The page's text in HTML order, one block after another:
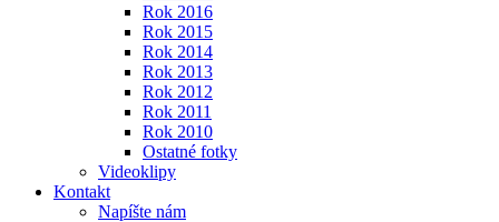
Rok 2016
Rok 2015
Rok 2014
Rok 2013
Rok 2012
Rok 2011
Rok 2010
Ostatné fotky
Videoklipy
Kontakt
Napíšte nám